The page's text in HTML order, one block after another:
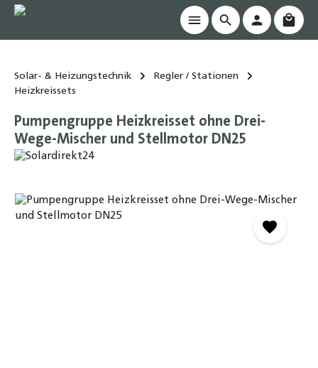
springen
Solar- & Heizungstechnik
Regler / Stationen
Heizkreissets
Pumpengruppe Heizkreisset ohne Drei-
Wege-Mischer und Stellmotor DN25
Bildergalerie überspringen